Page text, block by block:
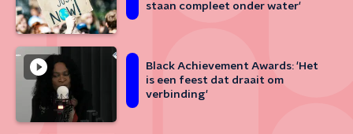
staan compleet onder water'
Black Achievement Awards: 'Het
is een feest dat draait om
verbinding'